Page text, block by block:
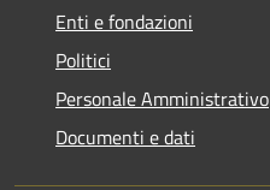
Enti e fondazioni
Politici
Personale Amministrativo
Documenti e dati